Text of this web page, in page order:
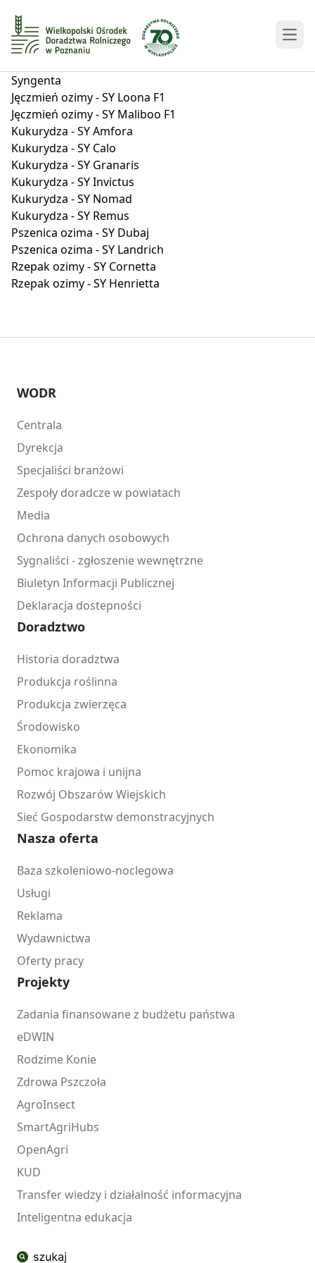
Syngenta
Jęczmień ozimy - SY Loona F1
Jęczmień ozimy - SY Maliboo F1
Kukurydza - SY Amfora
Kukurydza - SY Calo
Kukurydza - SY Granaris
Kukurydza - SY Invictus
Kukurydza - SY Nomad
Kukurydza - SY Remus
Pszenica ozima - SY Dubaj
Pszenica ozima - SY Landrich
Rzepak ozimy - SY Cornetta
Rzepak ozimy - SY Henrietta
WODR
Centrala
Dyrekcja
Specjaliści branżowi
Zespoły doradcze w powiatach
Media
Ochrona danych osobowych
Sygnaliści - zgłoszenie wewnętrzne
Biuletyn Informacji Publicznej
Deklaracja dostepności
Doradztwo
Historia doradztwa
Produkcja roślinna
Produkcja zwierzęca
Środowisko
Ekonomika
Pomoc krajowa i unijna
Rozwój Obszarów Wiejskich
Sieć Gospodarstw demonstracyjnych
Nasza oferta
Baza szkoleniowo-noclegowa
Usługi
Reklama
Wydawnictwa
Oferty pracy
Projekty
Zadania finansowane z budżetu państwa
eDWIN
Rodzime Konie
Zdrowa Pszczoła
AgroInsect
SmartAgriHubs
OpenAgri
KUD
Transfer wiedzy i działalność informacyjna
Inteligentna edukacja